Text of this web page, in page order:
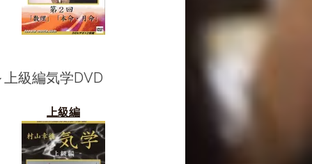
級編気学DVD
上級編